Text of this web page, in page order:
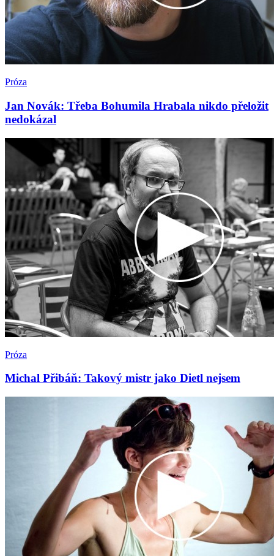
Próza
Jan Novák: Třeba Bohumila Hrabala nikdo přeložit
nedokázal
Próza
Michal Přibáň: Takový mistr jako Dietl nejsem